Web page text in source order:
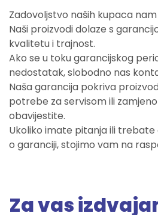
Zadovoljstvo naših kupaca
Naši proizvodi dolaze s
kvalitetu i trajnost.
Ako se u toku garancijskog
nedostatak, slobodno nas
Naša garancija pokriva
potrebe za servisom ili
obavijestite.
Ukoliko imate pitanja ili
o garanciji, stojimo vam na
Za vas